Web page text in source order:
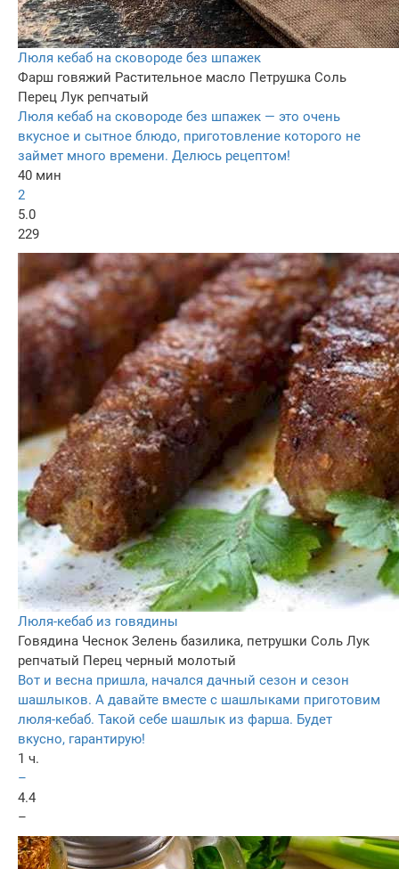
Люля кебаб на сковороде без шпажек
Фарш говяжий Растительное масло Петрушка Соль
Перец Лук репчатый
Люля кебаб на сковороде без шпажек — это очень
вкусное и сытное блюдо, приготовление которого не
займет много времени. Делюсь рецептом!
40 мин
2
5.0
229
Люля-кебаб из говядины
Говядина Чеснок Зелень базилика, петрушки Соль Лук
репчатый Перец черный молотый
Вот и весна пришла, начался дачный сезон и сезон
шашлыков. А давайте вместе с шашлыками приготовим
люля-кебаб. Такой себе шашлык из фарша. Будет
вкусно, гарантирую!
1 ч.
–
4.4
–